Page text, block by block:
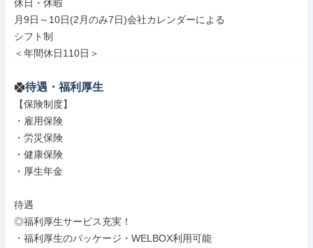
休日・休暇
月9日～10日(2月のみ7日)会社カレンダーによる
シフト制
＜年間休日110日＞
待遇・福利厚生
【保険制度】
・雇用保険
・労災保険
・健康保険
・厚生年金
待遇
◎福利厚生サービス充実！
・福利厚生のパッケージ・WELBOX利用可能